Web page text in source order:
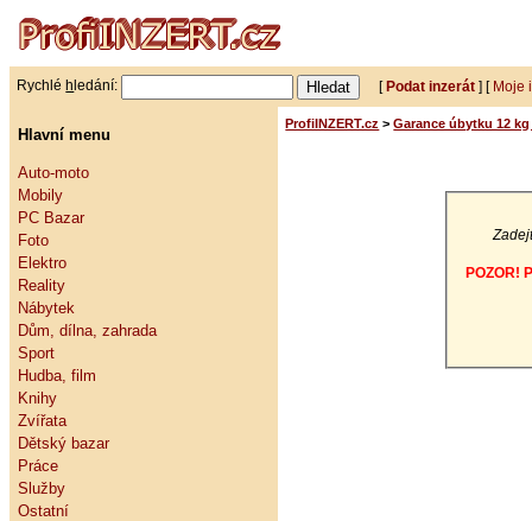
Rychlé h ledání: [Podat inzerát ] [ Moje
Hlavní menu
Auto-moto
Mobily
PC Bazar
Foto
Elektro
Reality
Nábytek
Dům, dílna, zahrada
Sport
Hudba, film
Knihy
Zvířata
Dětský bazar
Práce
Služby
Ostatní
ProfiINZERT.cz >Garance úbytku 12
POZOR!